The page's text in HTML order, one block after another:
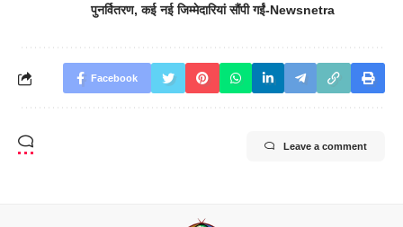
पुनर्वितरण,कई नई जिम्मेदारियां सौंपी गईं-Newsnetra
Facebook
Leave a comment